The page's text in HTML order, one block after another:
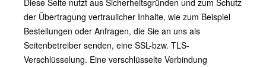
Diese Seite nutzt aus Sicherheitsgründen und zum Schutz
der Übertragung vertraulicher Inhalte, wie zum Beispiel
Bestellungen oder Anfragen, die Sie an uns als
Seitenbetreiber senden, eine SSL-bzw. TLS-
Verschlüsselung. Eine verschlüsselte Verbindung